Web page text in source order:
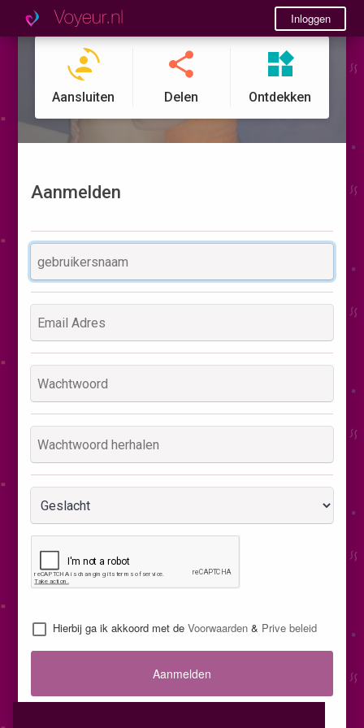
Inloggen
Aansluiten Delen Ontdekken
Aanmelden
Hierbij ga ik akkoord met deVoorwaarden & Prive beleid
Aanmelden